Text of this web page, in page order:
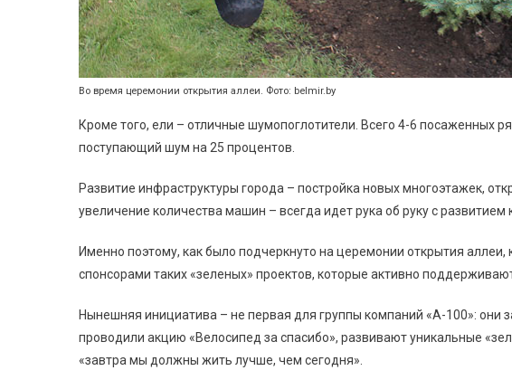
Во время церемонии открытия аллеи. Фото: belmir.by
Кроме того, ели – отличные шумопоглотители. Всего 4-6 посаженных
поступающий шум на 25 процентов.
Развитие инфраструктуры города – постройка новых многоэтажек,
увеличение количества машин – всегда идет рука об руку с развитием
Именно поэтому, как было подчеркнуто на церемонии открытия
спонсорами таких «зеленых» проектов, которые активно
Нынешняя инициатива – не первая для группы компаний «А-100»: они
проводили акцию «Велосипед за спасибо», развивают уникальные
«завтра мы должны жить лучше, чем сегодня».